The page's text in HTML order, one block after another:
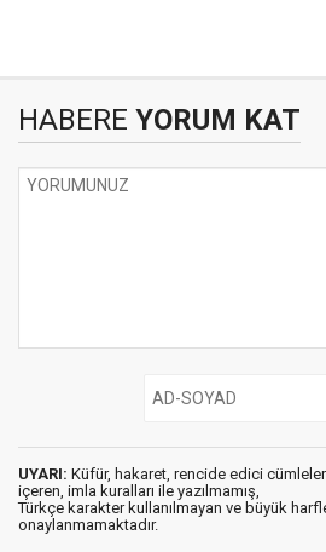
HABERE YORUM KAT
UYARI: Küfür, hakaret, rencide edici cümleler
içeren, imla kuralları ile yazılmamış,
Türkçe karakter kullanılmayan ve büyük
onaylanmamaktadır.